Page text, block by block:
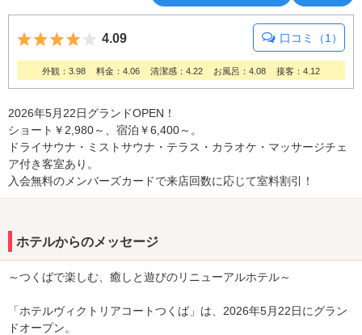
5つ星のうち4
4.09 口コミ（1）
外観：3.98 料金：4.06 清潔感：4.22 お風呂：4.08 接客：4.12
2026年5月22日グランドOPEN！
ショート￥2,980～、宿泊￥6,400～。
ドライサウナ・ミストサウナ・テラス・カラオケ・マッサージチェ
ア付き客室あり。
入会無料のメンバーズカードで来店回数に応じて室料割引！
ホテルからのメッセージ
～つくばで楽しむ、癒しと遊びのリニューアルホテル～
「ホテルヴィクトリアコートつくば」は、2026年5月22日にグラン
ドオープン。